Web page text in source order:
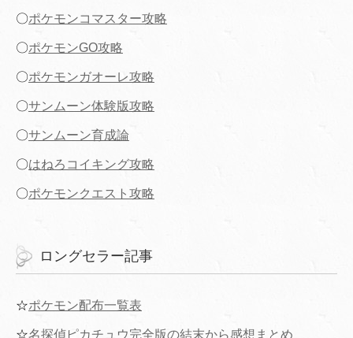
〇ポケモンコマスター攻略
〇ポケモンGO攻略
〇ポケモンガオーレ攻略
〇サンムーン体験版攻略
〇サンムーン育成論
〇はねろコイキング攻略
〇ポケモンクエスト攻略
ロングセラー記事
☆ポケモン配布一覧表
☆名探偵ピカチュウ完全版の結末から感想まとめ